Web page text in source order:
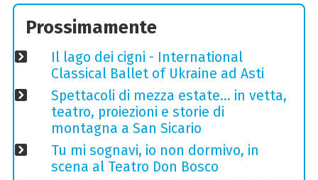
Prossimamente
Il lago dei cigni - International
Classical Ballet of Ukraine ad Asti
Spettacoli di mezza estate… in vetta,
teatro, proiezioni e storie di
montagna a San Sicario
Tu mi sognavi, io non dormivo, in
scena al Teatro Don Bosco